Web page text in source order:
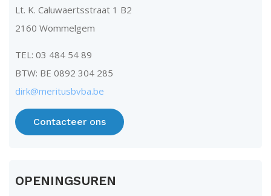
Lt. K. Caluwaertsstraat 1 B2
2160 Wommelgem
TEL: 03 484 54 89
BTW: BE 0892 304 285
dirk@meritusbvba.be
Contacteer ons
OPENINGSUREN